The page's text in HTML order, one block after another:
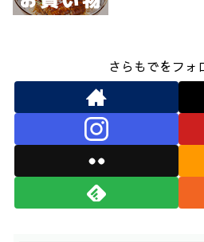
さらもでをフォ